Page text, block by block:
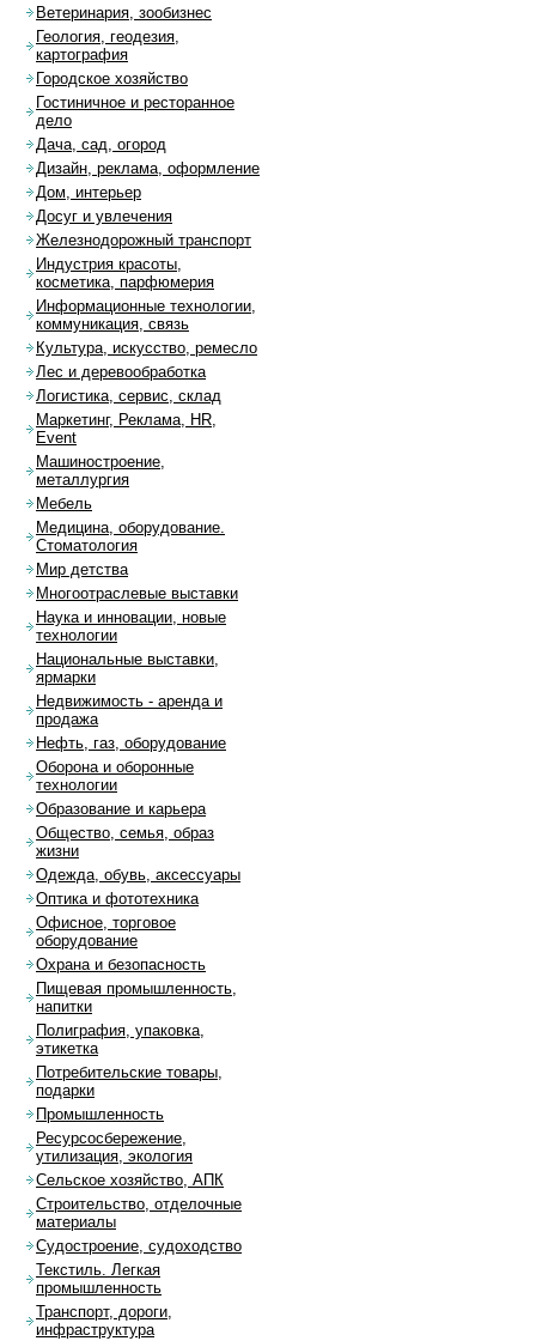
Ветеринария, зообизнес
Геология, геодезия,
картография
Городское хозяйство
Гостиничное и ресторанное
дело
Дача, сад, огород
Дизайн, реклама, оформление
Дом, интерьер
Досуг и увлечения
Железнодорожный транспорт
Индустрия красоты,
косметика, парфюмерия
Информационные технологии,
коммуникация, связь
Культура, искусство, ремесло
Лес и деревообработка
Логистика, сервис, склад
Маркетинг, Реклама, HR,
Event
Машиностроение,
металлургия
Мебель
Медицина, оборудование.
Стоматология
Мир детства
Многоотраслевые выставки
Наука и инновации, новые
технологии
Национальные выставки,
ярмарки
Недвижимость - аренда и
продажа
Нефть, газ, оборудование
Оборона и оборонные
технологии
Образование и карьера
Общество, семья, образ
жизни
Одежда, обувь, аксессуары
Оптика и фототехника
Офисное, торговое
оборудование
Охрана и безопасность
Пищевая промышленность,
напитки
Полиграфия, упаковка,
этикетка
Потребительские товары,
подарки
Промышленность
Ресурсосбережение,
утилизация, экология
Сельское хозяйство, АПК
Строительство, отделочные
материалы
Судостроение, судоходство
Текстиль. Легкая
промышленность
Транспорт, дороги,
инфраструктура